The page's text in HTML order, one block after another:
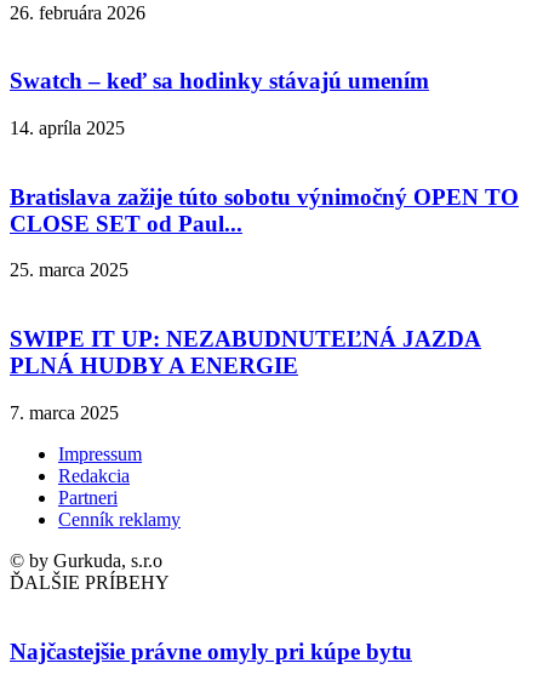
26. februára 2026
Swatch – keď sa hodinky stávajú umením
14. apríla 2025
Bratislava zažije túto sobotu výnimočný OPEN TO
CLOSE SET od Paul...
25. marca 2025
SWIPE IT UP: NEZABUDNUTEĽNÁ JAZDA
PLNÁ HUDBY A ENERGIE
7. marca 2025
Impressum
Redakcia
Partneri
Cenník reklamy
© by Gurkuda, s.r.o
ĎALŠIE PRÍBEHY
Najčastejšie právne omyly pri kúpe bytu